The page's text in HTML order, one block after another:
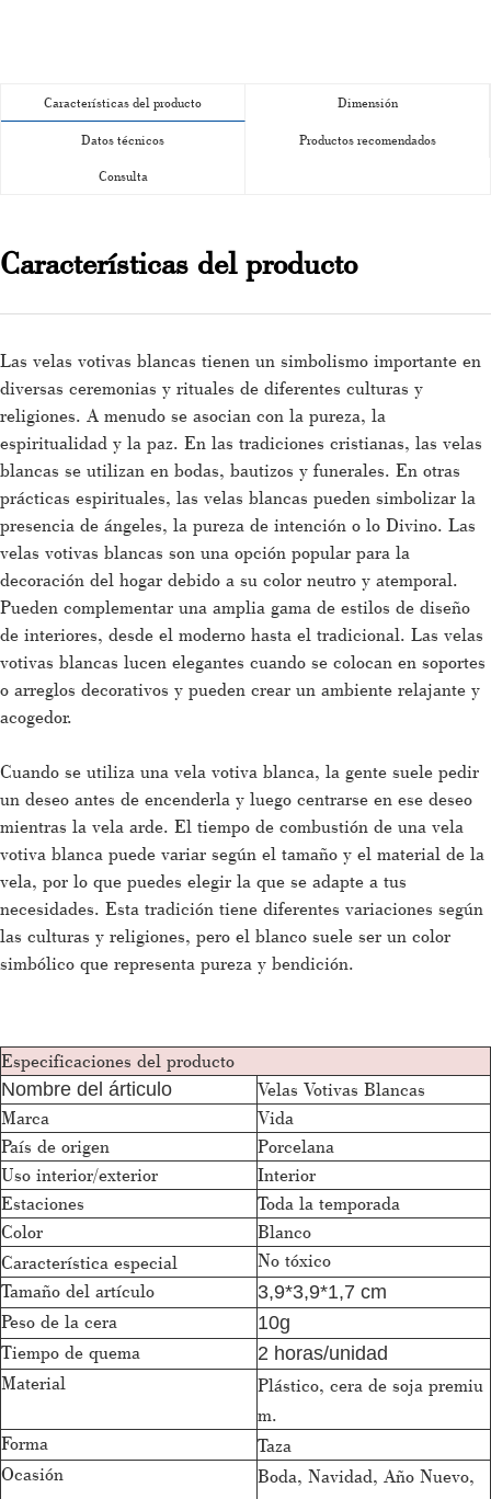
Características del producto Dimensión
Datos técnicos Productos recomendados
Consulta
Características del producto
Las velas votivas blancas tienen un simbolismo importante en
diversas ceremonias y rituales de diferentes culturas y
religiones. A menudo se asocian con la pureza, la
espiritualidad y la paz. En las tradiciones cristianas, las velas
blancas se utilizan en bodas, bautizos y funerales. En otras
prácticas espirituales, las velas blancas pueden simbolizar la
presencia de ángeles, la pureza de intención o lo Divino. Las
velas votivas blancas son una opción popular para la
decoración del hogar debido a su color neutro y atemporal.
Pueden complementar una amplia gama de estilos de diseño
de interiores, desde el moderno hasta el tradicional. Las velas
votivas blancas lucen elegantes cuando se colocan en soportes
o arreglos decorativos y pueden crear un ambiente relajante y
acogedor.
Cuando se utiliza una vela votiva blanca, la gente suele pedir
un deseo antes de encenderla y luego centrarse en ese deseo
mientras la vela arde. El tiempo de combustión de una vela
votiva blanca puede variar según el tamaño y el material de la
vela, por lo que puedes elegir la que se adapte a tus
necesidades. Esta tradición tiene diferentes variaciones según
las culturas y religiones, pero el blanco suele ser un color
simbólico que representa pureza y bendición.
Especificaciones del producto
Nombre del árticulo
Velas Votivas Blancas
Marca
Vida
País de origen
Porcelana
Uso interior/exterior
Interior
Estaciones
Toda la temporada
Color
Blanco
Característica especial
No tóxico
Tamaño del artículo
3,9*3,9*1,7 cm
Peso de la cera 10g
Tiempo de quema 2 horas/unidad
Material
Plástico, cera de soja premiu
m.
Forma
Taza
Ocasión
Boda, Navidad, Año Nuevo,